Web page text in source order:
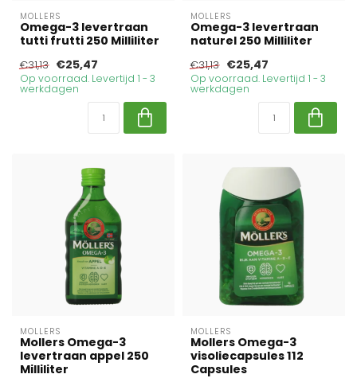
MOLLERS
Omega-3 levertraan
tutti frutti 250 Milliliter
€31,13 €25,47
Op voorraad. Levertijd 1 - 3
werkdagen
MOLLERS
Omega-3 levertraan
naturel 250 Milliliter
€31,13 €25,47
Op voorraad. Levertijd 1 - 3
werkdagen
MOLLERS
Mollers Omega-3
levertraan appel 250
Milliliter
MOLLERS
Mollers Omega-3
visoliecapsules 112
Capsules